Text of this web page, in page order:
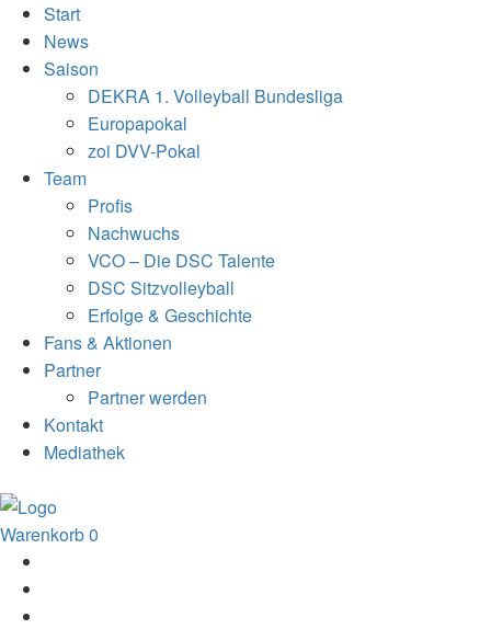
Start
News
Saison
DEKRA 1. Volleyball Bundesliga
Europapokal
zoi DVV-Pokal
Team
Profis
Nachwuchs
VCO – Die DSC Talente
DSC Sitzvolleyball
Erfolge & Geschichte
Fans & Aktionen
Partner
Partner werden
Kontakt
Mediathek
Warenkorb0